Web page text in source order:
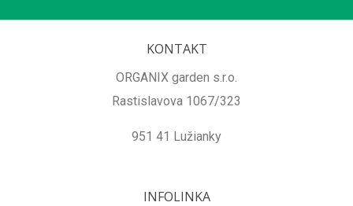
KONTAKT
ORGANIX garden s.r.o.
Rastislavova 1067/323
951 41 Lužianky
INFOLINKA